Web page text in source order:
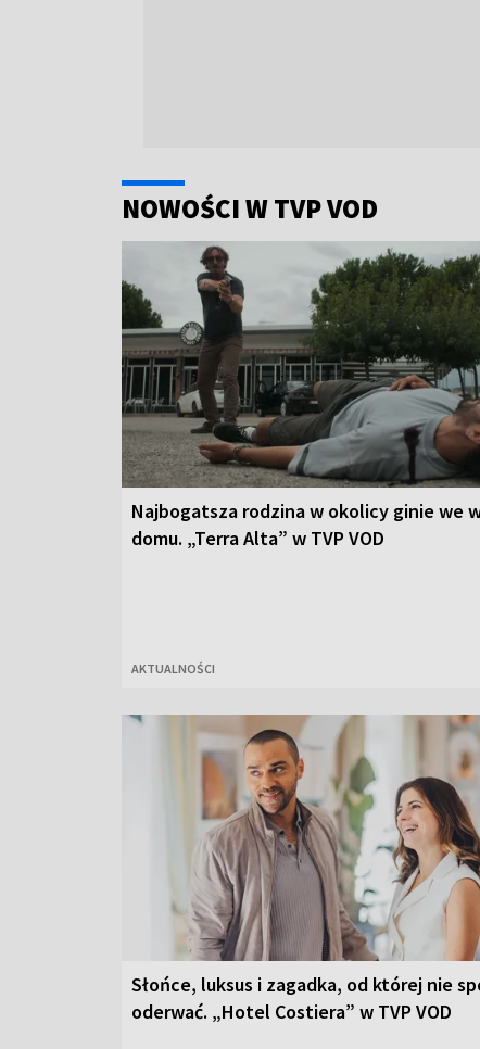
NOWOŚCI W TVP VOD
Najbogatsza rodzina w okolicy ginie we
domu. „Terra Alta” w TVP VOD
AKTUALNOŚCI
Słońce, luksus i zagadka, od której nie
oderwać. „Hotel Costiera” w TVP VOD